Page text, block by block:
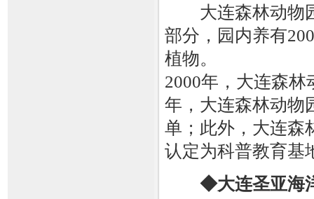
大连森林动物
部分，园内养有
植物。
2000年，大连森
年，大连森林动物
单；此外，大连森
认定为科普教育基
◆大连圣亚海